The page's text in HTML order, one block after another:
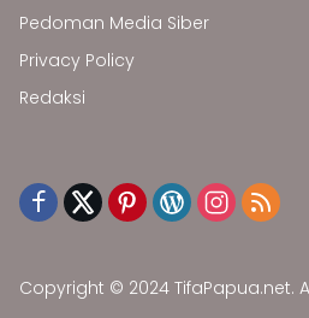
Pedoman Media Siber
Privacy Policy
Redaksi
Copyright © 2024 TifaPapua.net.